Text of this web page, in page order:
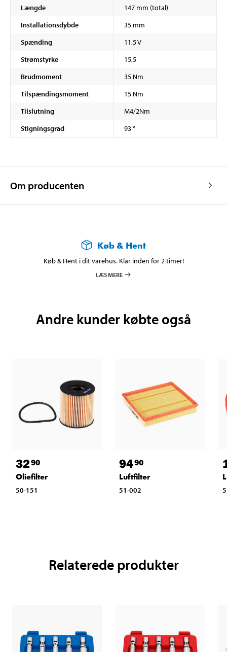
Længde
147 mm (total)
Installationsdybde
35 mm
Spænding
11,5 V
Strømstyrke
15,5
Brudmoment
35 Nm
Tilspændingsmoment
15 Nm
Tilslutning
M4/2Nm
Stigningsgrad
93 °
Om producenten
Køb & Hent
Køb & Hent i dit varehus. Klar inden for 2 timer!
LÆS MERE
Andre kunder købte også
3290
Oliefilter
50-151
9490
Luftfilter
51-002
Relaterede produkter